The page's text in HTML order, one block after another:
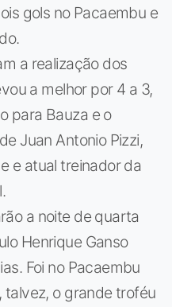
gols no Pacaembu e
a realização dos
a melhor por 4 a 3,
para Bauza e o
Juan Antonio Pizzi,
e atual treinador da
a noite de quarta
Henrique Ganso
Foi no Pacaembu
talvez, o grande troféu